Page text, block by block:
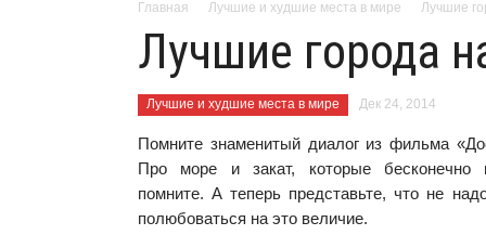
Главная Лучшие и худшие места в мире Лучшие
Лучшие города
Лучшие и худшие места в мире Дек 24, 2014
Помните знаменитый диалог из фильма
Про море и закат, которые бесконечно
помните. А теперь представьте, что не
полюбоваться на это величие.